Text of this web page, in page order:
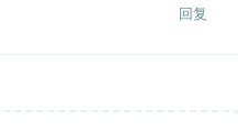
回复